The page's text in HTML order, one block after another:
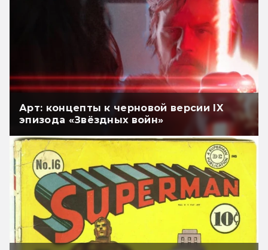
Арт: концепты к черновой версии IX
эпизода «Звёздных войн»